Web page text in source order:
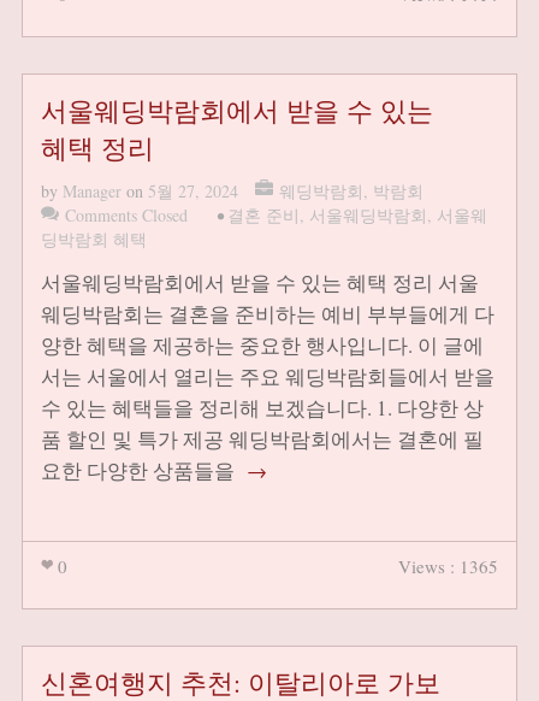
서울웨딩박람회에서 받을 수 있는
혜택 정리
by Manager on 5월 27, 2024 웨딩박람회, 박람회
Comments Closed
• 결혼 준비, 서울웨딩박람회, 서울웨
딩박람회 혜택
서울웨딩박람회에서 받을 수 있는 혜택 정리 서울
웨딩박람회는 결혼을 준비하는 예비 부부들에게 다
양한 혜택을 제공하는 중요한 행사입니다. 이 글에
서는 서울에서 열리는 주요 웨딩박람회들에서 받을
수 있는 혜택들을 정리해 보겠습니다. 1. 다양한 상
품 할인 및 특가 제공 웨딩박람회에서는 결혼에 필
요한 다양한 상품들을 →
0 Views : 1365
신혼여행지 추천: 이탈리아로 가보